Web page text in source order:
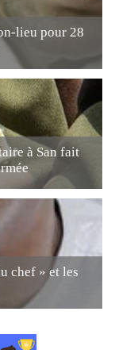
lieu pour 28
à San fait
chef » et les